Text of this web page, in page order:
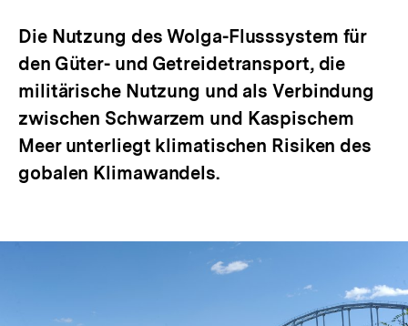
Die Nutzung des Wolga-Flusssystem für
den Güter- und Getreidetransport, die
militärische Nutzung und als Verbindung
zwischen Schwarzem und Kaspischem
Meer unterliegt klimatischen Risiken des
gobalen Klimawandels.